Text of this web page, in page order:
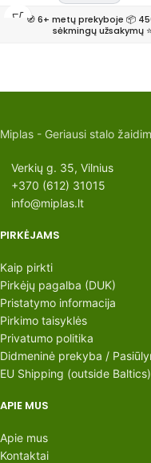
🧭 6+ metų prekyboje 📦
sėkmingų užsakymų
Miplas - Geriausi stalo
Verkių g. 35, Vilnius
+370 (612) 31015
info@miplas.lt
PIRKĖJAMS
Kaip pirkti
Pirkėjų pagalba (DUK)
Pristatymo informacija
Pirkimo taisyklės
Privatumo politika
Didmeninė prekyba /
EU Shipping (outside
APIE MUS
Apie mus
Kontaktai